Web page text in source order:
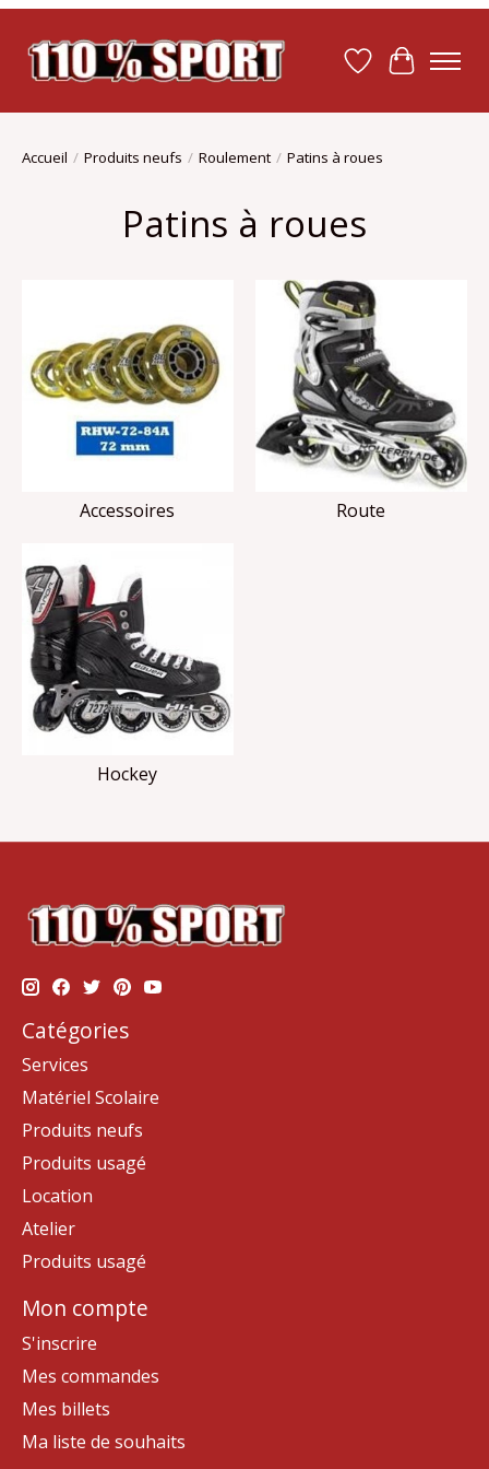
Liste dePanier
Accueil / Produits neufs / Roulement / Patins à roues
Patins à roues
Accessoires Route
Hockey
Catégories
Services
Matériel Scolaire
Produits neufs
Produits usagé
Location
Atelier
Produits usagé
Mon compte
S'inscrire
Mes commandes
Mes billets
Ma liste de souhaits